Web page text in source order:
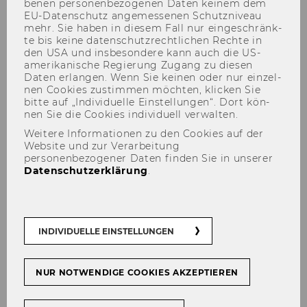
Studie zur Wahrnehmung von
Ärzte ohne Grenzen (Médecins
sans Frontières/MSF) in
Ziel der Stu­die war es,Wahr­neh­mun­gen, Mei­
nun­gen über die Or­ga­ni­sa­ti­on und Ein­stel­
be­nen per­so­nen­be­zo­ge­nen Daten kei­nem dem
EU-​Datenschutz an­ge­mes­se­nen Schutz­ni­veau
mehr. Sie haben in die­sem Fall nur ein­ge­schränk­
te bis keine da­ten­schutz­recht­li­chen Rech­te in
den USA und ins­be­son­de­re kann auch die US-​
amerikanische Re­gie­rung Zu­gang zu die­sen
Daten er­lan­gen. Wenn Sie kei­nen oder nur ein­zel­
nen Coo­kies zu­stim­men möch­ten, kli­cken Sie
bitte auf „In­di­vi­du­el­le Ein­stel­lun­gen“. Dort kön­
nen Sie die Coo­kies in­di­vi­du­ell ver­wal­ten.
Weitere Informationen zu den Cookies auf der
Website und zur Verarbeitung
personenbezogener Daten finden Sie in unserer
Datenschutzerklärung
INDIVIDUELLE EINSTELLUNGEN
NUR NOTWENDIGE COOKIES AKZEPTIEREN